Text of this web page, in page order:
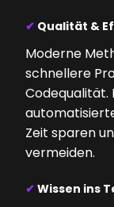
✔ Qualität &
Moderne
schnellere
Codequalität.
Zeit sparen
vermeiden.
✔ Wissen ins